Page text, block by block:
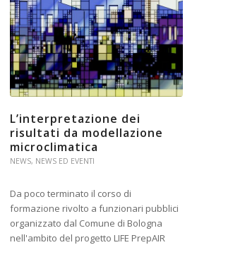
L’interpretazione dei
risultati da modellazione
microclimatica
NEWS, NEWS ED EVENTI
Da poco terminato il corso di
formazione rivolto a funzionari pubblici
organizzato dal Comune di Bologna
nell'ambito del progetto LIFE PrepAIR